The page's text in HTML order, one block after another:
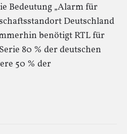
Bedeutung „Alarm für
Deutschland
benötigt RTL für
80 % der deutschen
50 % der